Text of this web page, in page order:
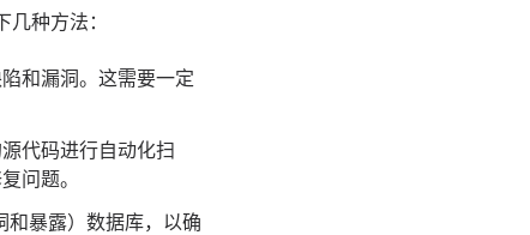
种方法：
和漏洞。这需要一定
代码进行自动化扫
问题。
和暴露）数据库，以确